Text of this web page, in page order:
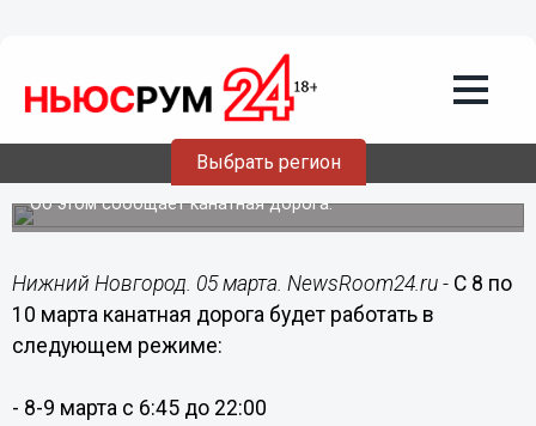
Выбрать регион
05.03.201916:05
Стало известно расписание канатной
дороги в мартовские праздники
Об этом сообщает канатная дорога.
Нижний Новгород. 05 марта. NewsRoom24.ru - С 8 по
10 марта канатная дорога будет работать в
следующем режиме:
- 8-9 марта с 6:45 до 22:00